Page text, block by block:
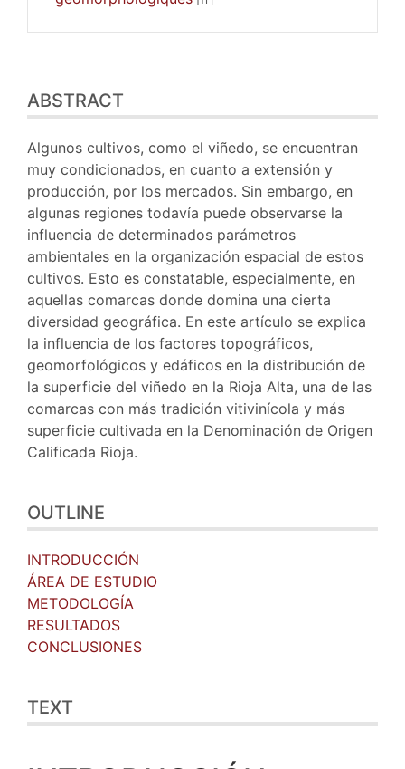
Outline
Text
Bibliography
Illustrations
References
Author
ABSTRACT
Algunos cultivos, como el viñedo, se encuentran
muy condicionados, en cuanto a extensión y
producción, por los mercados. Sin embargo, en
algunas regiones todavía puede observarse la
influencia de determinados parámetros
ambientales en la organización espacial de estos
cultivos. Esto es constatable, especialmente, en
aquellas comarcas donde domina una cierta
diversidad geográfica. En este artículo se explica
la influencia de los factores topográficos,
geomorfológicos y edáficos en la distribución de
la superficie del viñedo en la Rioja Alta, una de las
comarcas con más tradición vitivinícola y más
superficie cultivada en la Denominación de Origen
Calificada Rioja.
OUTLINE
INTRODUCCIÓN
ÁREA DE ESTUDIO
METODOLOGÍA
RESULTADOS
CONCLUSIONES
TEXT